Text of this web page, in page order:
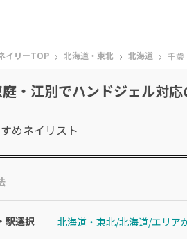
イリーTOP › 北海道・東北 › 北海道 › 千歳
・江別でハンドジェル対
めネイリスト
駅選択